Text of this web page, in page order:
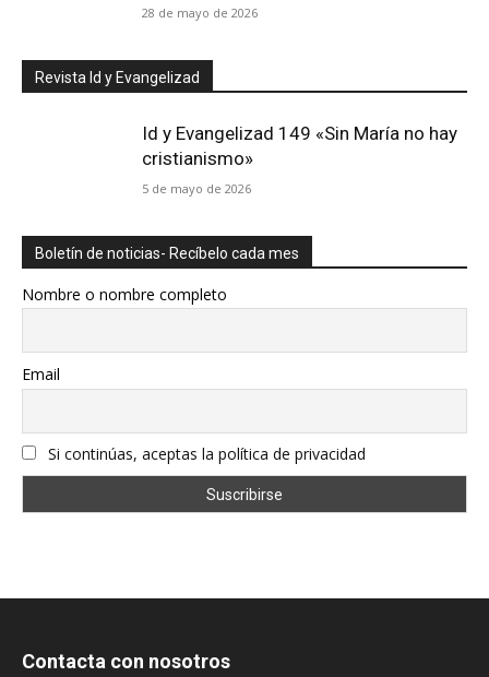
28 de mayo de 2026
Revista Id y Evangelizad
Id y Evangelizad 149 «Sin María no hay
cristianismo»
5 de mayo de 2026
Boletín de noticias- Recíbelo cada mes
Nombre o nombre completo
Email
Si continúas, aceptas la política de privacidad
Contacta con nosotros